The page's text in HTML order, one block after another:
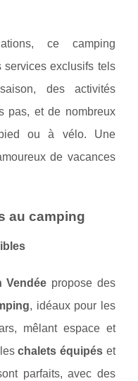
ce camping
services exclusifs tels
des activités
pas, et de nombreux
ou à vélo. Une
de vacances
au camping
Vendée propose des
, idéaux pour les
mêlant espace et
leschalets équipés et
parfaits, avec des